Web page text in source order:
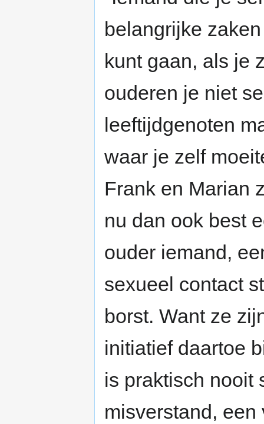
belangrijke
kunt gaan, als je
ouderen je niet
leeftijdgenoten
waar je zelf
Frank en Marian
nu dan ook best
ouder iemand,
sexueel contact
borst. Want ze
initiatief daartoe
is praktisch nooit
misverstand, een